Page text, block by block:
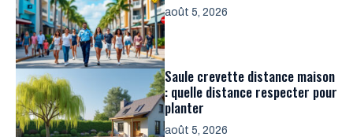
août 5, 2026
Saule crevette distance maison
: quelle distance respecter pour
planter
août 5, 2026